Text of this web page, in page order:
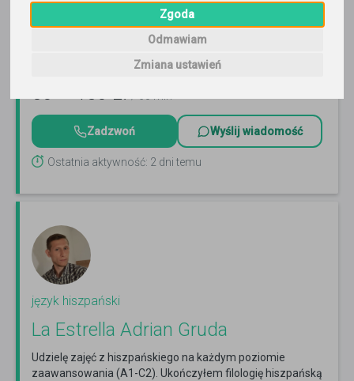
Zgoda
Odmawiam
Zmiana ustawień
hiszpańskiej :) Od podstaw, konwersacje, matura.
Proponuję lekcję próbną. Wystawiam fakturę VAT.Czytaj
50-150 zł / 60 min
Zadzwoń Wyślij wiadomość
Ostatnia aktywność: 2 dni temu
język hiszpański
La Estrella Adrian Gruda
Udzielę zajęć z hiszpańskiego na każdym poziomie
zaawansowania (A1-C2). Ukończyłem filologię hiszpańską